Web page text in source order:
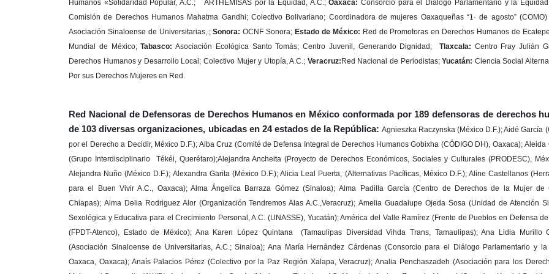
Humanos «Solidaridad Popular, A.C.;
ARTHEMISAS por la Equidad, A.C.;Oaxaca:Consorcio para el Diálogo Parlamentario y la
Comisión de Derechos Humanos Mahatma Gandhi; Colectivo Bolivariano; Coordinadora de mujeres Oaxaqueñas “1· de agosto” (COMO)
Asociación Sinaloense de Universitarias,.;Sonora:OCNF Sonora; Estado de México: Red de Promotoras en Derechos Humanos de
Mundial de México;Tabasco: Asociación Ecológica Santo Tomás; Centro Juvenil, Generando Dignidad; Tlaxcala: Centro Fray Julián
Derechos Humanos y Desarrollo Local; Colectivo Mujer y Utopía, A.C.; Veracruz: Red Nacional de Periodistas;Yucatán: Ciencia Social
Por sus Derechos Mujeres en Red.
Red Nacional de Defensoras de Derechos Humanos en México conformada por 189 defensoras de derechos
de 103 diversas organizaciones, ubicadas en 24 estados de la República: Agnieszka Raczynska (México D.F.); Aidé García (Católicas por el Derecho a Decidir, México D.F.); Alba Cruz (Comité de Defensa Integral de Derechos Humanos Gobixha (CÓDIGO DH), Oaxaca); Aleida Quintana (Grupo Interdisciplinario Tékéi, Querétaro);Alejandra Ancheita (Proyecto de Derechos Económicos, Sociales y Culturales (PRODESC), México D.F.); Alejandra Nuño (México D.F.); Alexandra Garita (México D.F.); Alicia Leal Puerta, (Alternativas Pacíficas, México D.F.); Aline Castellanos (Herramientas para el Buen Vivir A.C., Oaxaca); Alma Ángelica Barraza Gómez (Sinaloa); Alma Padilla García (Centro de Derechos de la Mujer de Chiapas, Chiapas); Alma Delia Rodriguez Alor (Organización Tendremos Alas A.C.,Veracruz); Amelia Guadalupe Ojeda Sosa (Unidad de Atención Sicológica, Sexológica y Educativa para el Crecimiento Personal, A.C. (UNASSE), Yucatán); América del Valle Ramírez (Frente de Pueblos en Defensa de la Tierra (FPDT-Atenco), Estado de México); Ana Karen López Quintana (Tamaulipas Diversidad Vihda Trans, Tamaulipas); Ana Lidia Murillo Camacho (Asociación Sinaloense de Universitarias, A.C.; Sinaloa); Ana María Hernández Cárdenas (Consorcio para el Diálogo Parlamentario y la Equidad Oaxaca, Oaxaca); Anaís Palacios Pérez (Colectivo por la Paz Región Xalapa, Veracruz); Analia Penchaszadeh (Asociación para los Derechos de la Mujer y el Desarrollo (AWID); Andrea Acevedo García (Mariposas Tlahuicas AC, Morelos); Andrea Eugenio Manuel (Organización del Pueblo Indígena Me’phaa (OPIM), Guerrero); Ángeles López (Centro de Derechos Humanos Victoria Diez, Guanajuato); Angélica Araceli Reveles (Comité de América Latina y El Caribe para la defensa de los Derechos de la Mujer CLADEM-México); Atziri Ávila (Coordinadora de la RNDDHM/Consorcio para el Diálogo Parlamentario y la Equidad Oaxaca, Oaxaca); Aurora Montaño (México D.F.); Axela Romero Cárdenas (Iniciativa Mesoamericana de Mujeres Defensoras de Derechos Humanos, México D.F.); Beatriz Hernández Bautista (Círculo Profesional para la Formación con Equidad de Género !Nduva Ndandi!, Oaxaca); Bettina Cruz Velázquez (Asamblea de los Pueblos Indígenas del Istmo de Tehuantepec en Defensa de la Tierra y el Territorio, Oaxaca); Blanca Martínez (Centro Diocesano para los Derechos Humanos “Fray Juan de Larios”, Coahuila); Blanca Mesina (Baja California); Blanca Velázquez (Centro de Apoyo al Trabajador (CAT), Puebla); Carina González Luis (Grupo de Mujeres 8 de Marzo A.C., Oaxaca); Carolina Cantú (Coordinadora Guerrerense de Mujeres Indígenas y Afromexicanas, Guerrero); Carolina Coppel Urrea (Ambulante Más Allá (cine documental), México DF); Carolina Ramírez (Aura A.C., Veracruz); Cecilia Espinosa Martínez (Red Mesa de Mujeres de Ciudad Juárez, Chihuahua); Cecilia Oyorzabal Gómez (Agencia Timomatchtikan,Puebla); Cirenia Celestino Ortega (Comunicación e Información de la Mujer (CIMAC), México D.F.); Clara G. Meyra Segura (Defensora de derechos humanos, México D.F.); Claudia Ángel (Mujeres Indígenas por Ciarena, A.C., México D.F.); Claudia Erika Centeno Zaldívar (México D.F.); Clemencia Correa (Proyecto de Acompañamiento Psicosocial ALUNA, México, D.F.); Concepción Felix Corral (Sí Hay Mujeres en Durango AC, Durango); Consuelo Morales (Ciudadanos en Apoyo a los Derechos Humanos (CADHAC), Nuevo León); Cristina Auerbach (Familia Pasta de Conchos, Coahuila); Cristina Cruz López (Centro Regional de Derechos Humanos Bartolomé Carrasco (BARCADH); Cristina Hardaga Fernández (Asociadas por lo Justo (JASS), México D.F.); Dalí Ángel Pérez, (Mujeres Indígenas por Conservación, Investigación y Aprovechamiento de los Recursos Naturales (CIARENA), A.C, Oaxaca); Daptnhe Cuevas (Consorcio para el Diálogo Parlamentario y la Equidad, México D.F.); Daniela Fonkatz (Asociación para los Derechos de la Mujer y el Desarrollo (AWID); Diana Carolina Brito Bahena (Defensora independiente, Guerrero); Diana Damián Palencia (Formación y Capacitación AC (FOCA), Chiapas); Diana López Santiago (Centro de Derechos Humanos Fr. Francisco de Vitoria O.P. A.C., México D.F.); Dolores González (Servicios y Asesoría para la Paz, A.C. (SERAPAZ), México D.F.); Dora Ávila (Centro para los Derechos de la Mujer Nääxwiin, Oaxaca); Elena Tapia Vásquez (Comité de Defensa Integral de Derechos Humanos Gobixha (CÓDIGO DH), Oaxaca); Elga Aguilar (Comité Cerezo México, México D.F.); Elizabeth Ferreras (Defensa Jurídica y Educación para Mujeres S.C. Vereda Themis, México D.F.); Elizabeth Robles (Servicio Desarrollo y Paz, A.C., Coahuila); Emelia Ortiz (Campaña Si no están ellas no estamos todas, Oaxaca); Emilia González Tercero (Comisión de Solidaridad y Defensa de los Derechos Humanos, A.C. (COSYDDHAC), Chihuahua); Esmeralda López Martínez (Grupo de Mujeres 8 de Marzo A.C., Oaxaca); Estrella Soria (México D.F.); Fabiola González Barrera (Comunicación en Información de la Mujer (CIMAC), México D.F.); Fátima Ojeda (Consorcio para el Diálogo Parlamentario y la Equidad Oaxaca, Oaxaca); Felicitas Martínez Solano (Coordinadora Regional de Autoridades Comunitarias- Policía Comunitaria (CRAC-PC), Guerrero); Flavia Ester Anau (Centro de Atención Infantil Piña Palmera A.C.,Oaxaca); Gabriela Aguilar Martín (Comité de América Latina y El Caribe para la defensa de los Derechos de la Mujer CLADEM-México); Gabriela Morales Gracia (Centro de Derechos Humanos Fray Matías de Córdova, México D.F.); Georgina Vargas Vera (Guanajuato); Gloria Muñoz Ramírez (Desinformémonos, México D.F.); Griselda Sánchez Miguel (Oaxaca); Guadalupe García Álvarez (Mujeres Luchas y Derechos para todos, Estado de México); Guadalupe Hernández Hernández (Centro de Derechos Humanos Fr. Francisco de Vitoria O.P. A.C., México D.F.); Guadalupe López (Lesbianas en Patlatonalli, Jalisco); Harmida Rubio Gutiérrez (Veracruz);Hermelinda Tiburcio Cayetano (Kinal Antzetik, Guerrero); Icela Jaimes (Colectivo Raíz, Aguascalientes); Ileana Espinoza (Red Mesa de Mujeres de Ciudad Juárez, Chihuahua); Imelda Marrufo (Red Mesa de Mujeres de Ciudad Juárez, Chihuahua); Indira de Jesús Luis Aquino (Oaxaca); Ingrid López Miguel (Centro Regional de Derechos Humanos Bartolomé Carrasco (BARCADH), Oaxaca); Irma Estrada Martínez (Universidad Autónoma de la Ciudad de México, México D.F.); Ixchel Carrasco Arias (Enlace, Comunicación y Capacitación, Guerrero); Isela González Díaz (Alianza Sierra Madre, AC, Chihuahua); Janette Corzo (APRENDAMOS); Jaqueline Santana (Defensora Independiente, México D.F.); Johana Belén Sánchez Rojas (Centro de Derechos Humanos Fr. Francisco de Vitoria O.P. A.C., México D.F.); Josefina Chávez (Cuadernos Feministas, México D.F.); Juliana García Quintanilla (Comisión Independiente de Derechos Humanos de Morelos, A.C., Morelos); Julieta Hernández Camargo (Si hay Mujeres en Durango, Durango); Julisa Bivian Luis Hernández (Grupo de Mujeres 8 de Marzo A.C., Oaxaca); Laura Carlsen (Programa de las Américas, México D.F.); Laura García (Semillas, México D.F.); Laura Gutiérrez (Mujeres Unidas: Olympia de Gouges, Baja California); Laura Salas (La Sandía Digital, México D.F.); Laura Velázquez (Asociadas por lo Justo (JASS), México D.F.); Lenika Morales Zavaleta (Colectivo Liquidámbar/Colectivo Enrique Guerrero, México D.F.); Leticia Burgos (Red Feminista Sonorense, Sonora); Lidia Alpizar (Asociación para los Derechos de la Mujer y el Desarrollo (AWID); Lydia Cacho (México D.F.); Lorena Wolffer (México D.F.); Lorena Fuentes (Semillas, México D.F.); Lorena Maribel Peralta Rojas (México D.F.); Loreto Bravo (Palabra Radio, Oaxaca); Lucía Lagunes Huerta (Comunicación e Información de la Mujer (CIMAC), México D.F.); Lulú V. Barrera (Luchadoras, México D.F.); Luz Estela Castro (Centro de Derechos Humanos de las Mujeres, Chihuahua); Ma. Hilda de la Vega (Mujeres por México en Chihuahua A.C., Chihuahua); Magdalena Santos (Centro Regional de Derechos Humanos Bartolomé Carrasco (BARCADH), Oaxaca); Malú García Andrade (Nuestras Hijas de Regreso a Casa, Chihuahua); María Luisa Aguilar Rodríguez (Centro de Derechos Humanos de la Montaña Tlachinollan, Guerrero); Margarita Avalos (Colectivo Ollin Calli Tijuana A.C., Baja California); Margarita Guadalupe Martínez (Chiapas); María Guadalupe Ramos Ponce (Comité de América Latina y El Caribe para la defensa de los Derechos de la Mujer CLADEM-México, Jalisco); María Paula Castañeda (México D.F.); María Rosa Guzmán Valdez (Red de Promotoras de Derechos Humanos de las Mujeres